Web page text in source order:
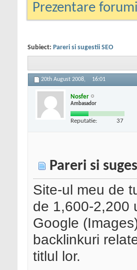
Prezentare
Subiect: Pareri si sugestii SEO
20th August 2008, 16:01
Nosfer
Ambasador
Reputatie: 37
Pareri si
Site-ul meu de
de 1,600-2,200
Google
backlinkuri
titlul lor.